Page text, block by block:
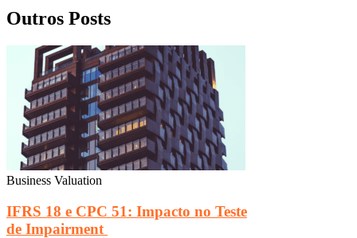
Outros Posts
Business Valuation
IFRS 18 e CPC 51: Impacto no Teste
de Impairment